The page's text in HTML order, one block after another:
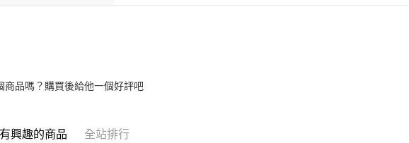
商品嗎？購買後給他一個好評吧
興趣的商品 全站排行